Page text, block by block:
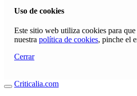
Uso de cookies
Este sitio web utiliza cookies para
nuestra política de cookies, pinche el
Cerrar
Criticalia.com